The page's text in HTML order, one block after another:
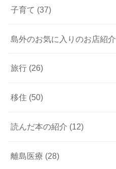
子育て (37)
島外のお気に入りのお店紹介
旅行 (26)
移住 (50)
読んだ本の紹介 (12)
離島医療 (28)